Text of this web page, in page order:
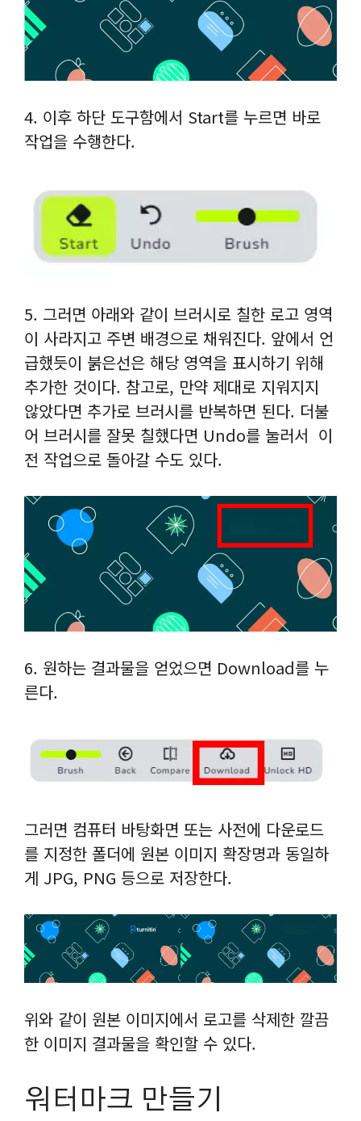
4. 이후 하단 도구함에서 Start를 누르면 바로
작업을 수행한다.
5. 그러면 아래와 같이 브러시로 칠한 로고 영역
이 사라지고 주변 배경으로 채워진다. 앞에서 언
급했듯이 붉은선은 해당 영역을 표시하기 위해
추가한 것이다. 참고로, 만약 제대로 지워지지
않았다면 추가로 브러시를 반복하면 된다. 더불
어 브러시를 잘못 칠했다면 Undo를 눌러서 이
전 작업으로 돌아갈 수도 있다.
6. 원하는 결과물을 얻었으면 Download를 누
른다.
그러면 컴퓨터 바탕화면 또는 사전에 다운로드
를 지정한 폴더에 원본 이미지 확장명과 동일하
게 JPG, PNG 등으로 저장한다.
위와 같이 원본 이미지에서 로고를 삭제한 깔끔
한 이미지 결과물을 확인할 수 있다.
워터마크 만들기